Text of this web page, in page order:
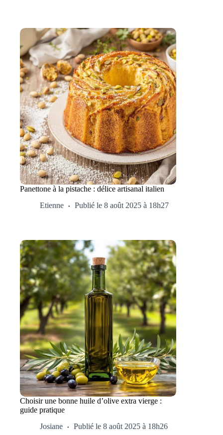
Panettone à la pistache : délice artisanal italien
Etienne
Publié le 8 août 2025 à 18h27
Choisir une bonne huile d’olive extra vierge :
guide pratique
Josiane
Publié le 8 août 2025 à 18h26